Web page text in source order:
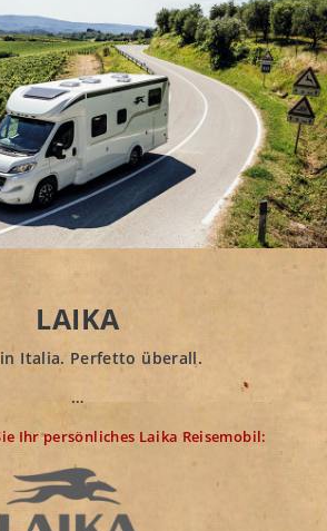
LAIKA
in Italia. Perfetto überall.
…
Ihr persönliches Laika Reisemobil: